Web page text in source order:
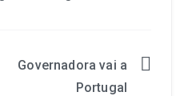
Governadora vai a
Portugal